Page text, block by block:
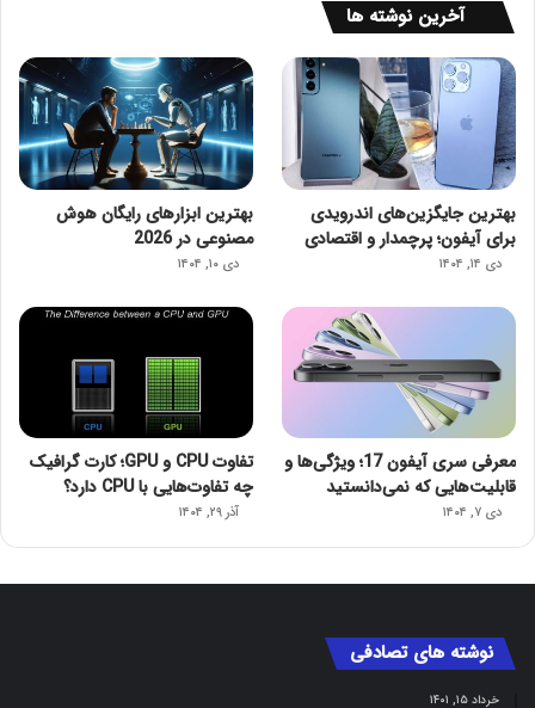
آخرین نوشته ها
بهترین جایگزین‌های اندرویدی
برای آیفون؛ پرچمدار و اقتصادی
دی ۱۴, ۱۴۰۴
بهترین ابزارهای رایگان هوش
مصنوعی در 2026
دی ۱۰, ۱۴۰۴
معرفی سری آیفون 17؛ ویژگی‌ها و
قابلیت‌هایی که نمی‌دانستید
دی ۷, ۱۴۰۴
تفاوت CPU و GPU؛ کارت گرافیک
چه تفاوت‌هایی با CPU دارد؟
آذر ۲۹, ۱۴۰۴
نوشته های تصادفی
خرداد ۱۵, ۱۴۰۱